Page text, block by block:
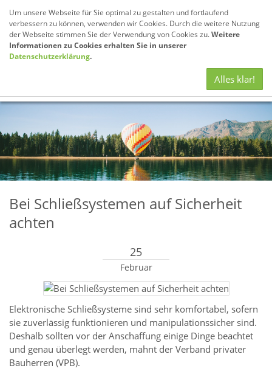
Bei Schließsystemen auf Sicherheit
achten
25
Februar
Elektronische Schließsysteme sind sehr komfortabel, sofern
sie zuverlässig funktionieren und manipulationssicher sind.
Deshalb sollten vor der Anschaffung einige Dinge beachtet
und genau überlegt werden, mahnt der Verband privater
Bauherren (VPB).
Um unsere Webseite für Sie optimal zu gestalten und fortlaufend
verbessern zu können, verwenden wir Cookies. Durch die weitere Nutzung
der Webseite stimmen Sie der Verwendung von Cookies zu.Weitere
Informationen zu Cookies erhalten Sie in unserer
Datenschutzerklärung.
Alles klar!